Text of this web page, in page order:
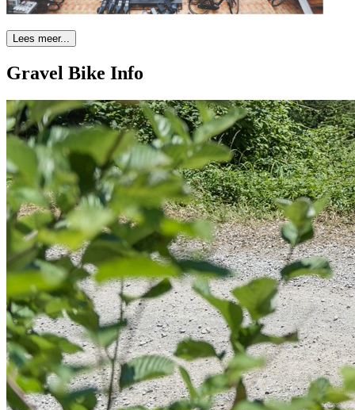
Lees meer...
Gravel Bike Info